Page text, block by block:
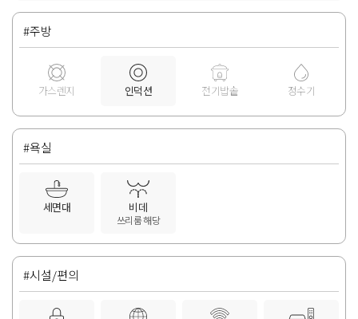
#주방
가스렌지 인덕션 전기밥솥 정수기
#욕실
세면대 비데
쓰리룸 해당
#시설/편의